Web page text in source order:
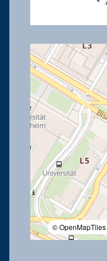
© OpenMapTiles